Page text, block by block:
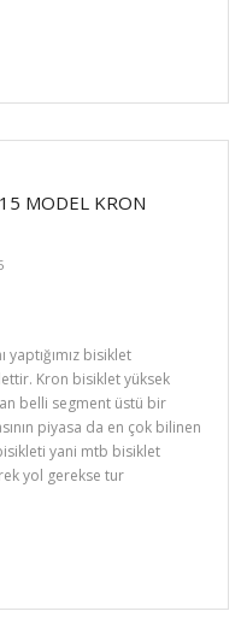
MODEL KRON
yaptığımız bisiklet
Kron bisiklet yüksek
belli segment üstü bir
piyasa da en çok bilinen
yani mtb bisiklet
yol gerekse tur